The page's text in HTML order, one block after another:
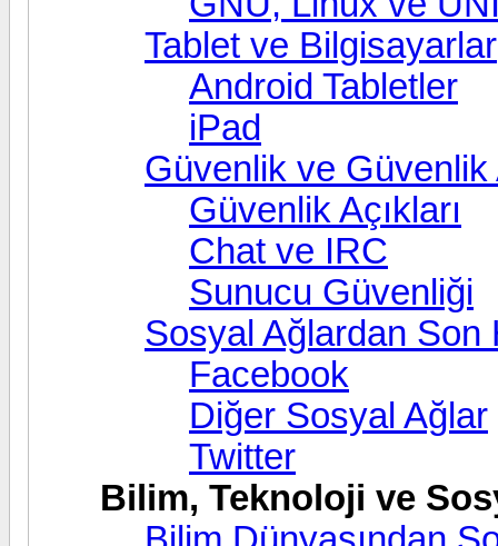
Tablet ve Bilgisayarlar
Android Tabletler
iPad
Güvenlik ve Güvenlik
Güvenlik Açıkları
Chat ve IRC
Sunucu Güvenliği
Sosyal Ağlardan Son
Facebook
Diğer Sosyal Ağlar
Twitter
Bilim, Teknoloji ve